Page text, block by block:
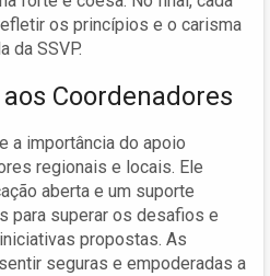
os princípios e o carisma
da SSVP.
Coordenadores
a importância do apoio
regionais e locais. Ele
aberta e um suporte
para superar os desafios e
propostas. As
seguras e empoderadas a